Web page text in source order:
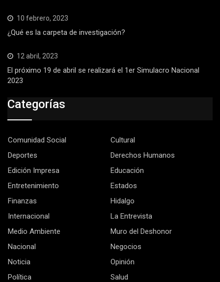
10 febrero, 2023
¿Qué es la carpeta de investigación?
12 abril, 2023
El próximo 19 de abril se realizará el 1er Simulacro Nacional
2023
Categorías
Comunidad Social
Cultural
Deportes
Derechos Humanos
Edición Impresa
Educación
Entretenimiento
Estados
Finanzas
Hidalgo
Internacional
La Entrevista
Medio Ambiente
Muro del Deshonor
Nacional
Negocios
Noticia
Opinión
Política
Salud